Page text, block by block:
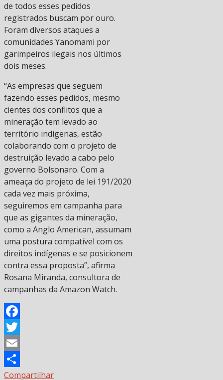
de todos esses pedidos
registrados buscam por ouro.
Foram diversos ataques a
comunidades Yanomami por
garimpeiros ilegais nos últimos
dois meses.
“As empresas que seguem
fazendo esses pedidos, mesmo
cientes dos conflitos que a
mineração tem levado ao
território indígenas, estão
colaborando com o projeto de
destruição levado a cabo pelo
governo Bolsonaro. Com a
ameaça do projeto de lei 191/2020
cada vez mais próxima,
seguiremos em campanha para
que as gigantes da mineração,
como a Anglo American, assumam
uma postura compatível com os
direitos indígenas e se posicionem
contra essa proposta”, afirma
Rosana Miranda, consultora de
campanhas da Amazon Watch.
Facebook
Twitter
Email
Compartilhar